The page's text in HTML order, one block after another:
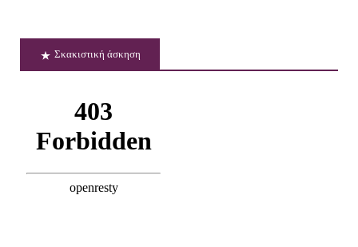
Σκακιστική άσκηση